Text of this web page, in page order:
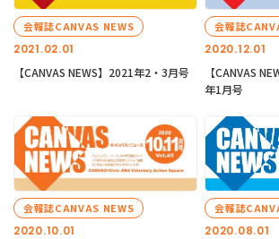
2021.02.01
会報誌CANVAS NEWS
【CANVAS NEWS】2021年2・3月号
2020.12.01
会報誌
【CANVAS
年1月号
2020.10.01
会報誌CANVAS NEWS
2020.08.01
会報誌